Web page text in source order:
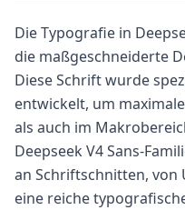
Die Typografie in
die maßgeschneiderte
Diese Schrift wurde
entwickelt, um
als auch im
Deepseek V4 Sans-
an Schriftschnitten, von
eine reiche